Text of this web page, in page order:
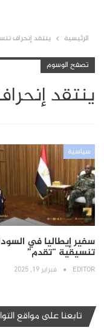
الرئيسية ينتقد إنحراف
تصفح الوسوم
ينتقد
سياسية
سفير إيطاليا في
تنسيقية “تقدم”
EDITOR فبراير 19, 2025
تابعنا على مواقع